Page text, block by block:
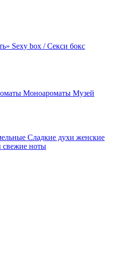
Sexy box / Секси бокс
Моноароматы Музей
Сладкие духи женские
свежие ноты